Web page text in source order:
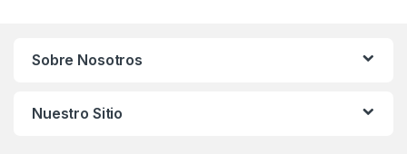
Sobre Nosotros
Nuestro Sitio